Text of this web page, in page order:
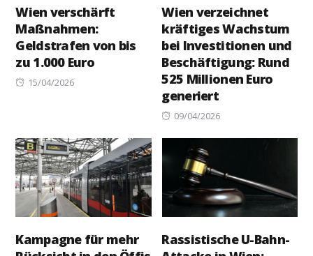
Wien verschärft
Maßnahmen:
Geldstrafen von bis
zu 1.000 Euro
Posted
15/04/2026
Wien verzeichnet
kräftiges Wachstum
bei Investitionen und
Beschäftigung: Rund
525 Millionen Euro
generiert
Posted
09/04/2026
Kampagne für mehr
Rassistische U-Bahn-